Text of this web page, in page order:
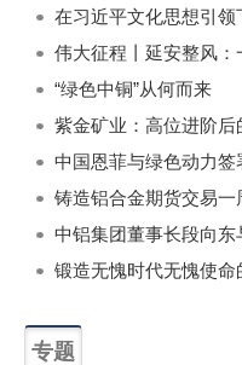
“绿色中铜”从何而来
紫金矿业：高位进阶后
中国恩菲与绿色动力签
铸造铝合金期货交易
专题